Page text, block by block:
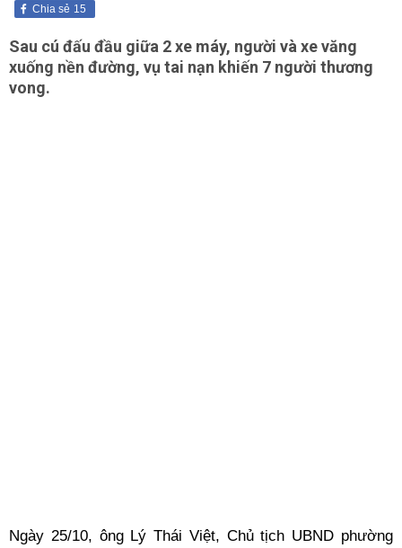
15
Chia sẻ
Sau cú đấu đầu giữa 2 xe máy, người và xe văng
xuống nền đường, vụ tai nạn khiến 7 người thương
vong.
Ngày 25/10, ông Lý Thái Việt, Chủ tịch UBND phường